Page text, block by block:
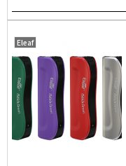
Eleaf